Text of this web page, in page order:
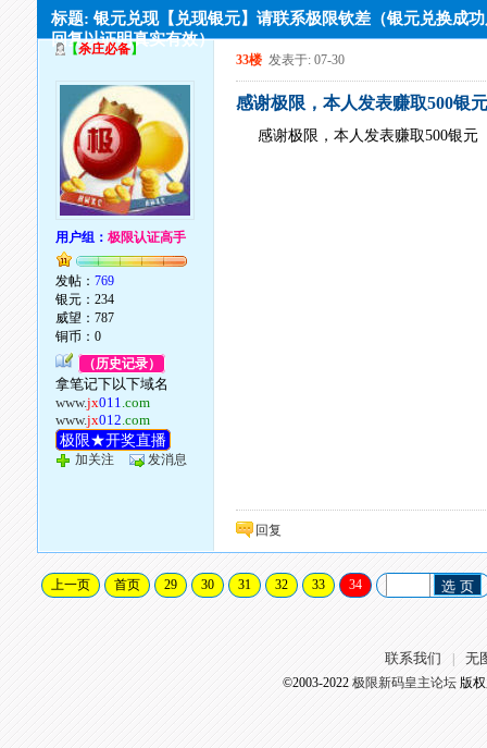
标题: 银元兑现【兑现银元】请联系极限钦差（银元兑换成
回复以证明真实有效）
【杀庄必备】
用户组：极限认证高手
发帖：769
银元：234
威望：787
铜币：0
（历史记录）
拿笔记下以下域名
www.jx011.com
www.jx012.com
极限★开奖直播
加关注 发消息
33楼 发表于: 07-30
感谢极限，本人发表赚取500银
感谢极限，本人发表赚取500银元
回复
上一页 首页 29 30 31 32 33 34 选 页
联系我们 无
©2003-2022 极限新码皇主论坛版权